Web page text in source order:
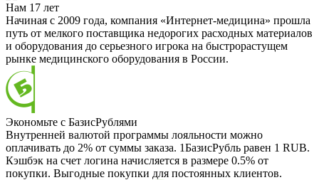
Нам 17 лет
Начиная с 2009 года, компания «Интернет-медицина» прошла
путь от мелкого поставщика недорогих расходных материалов
и оборудования до серьезного игрока на быстрорастущем
рынке медицинского оборудования в России.
Экономьте с БазисРублями
Внутренней валютой программы лояльности можно
оплачивать до 2% от суммы заказа. 1БазисРубль равен 1 RUB.
Кэшбэк на счет логина начисляется в размере 0.5% от
покупки. Выгодные покупки для постоянных клиентов.